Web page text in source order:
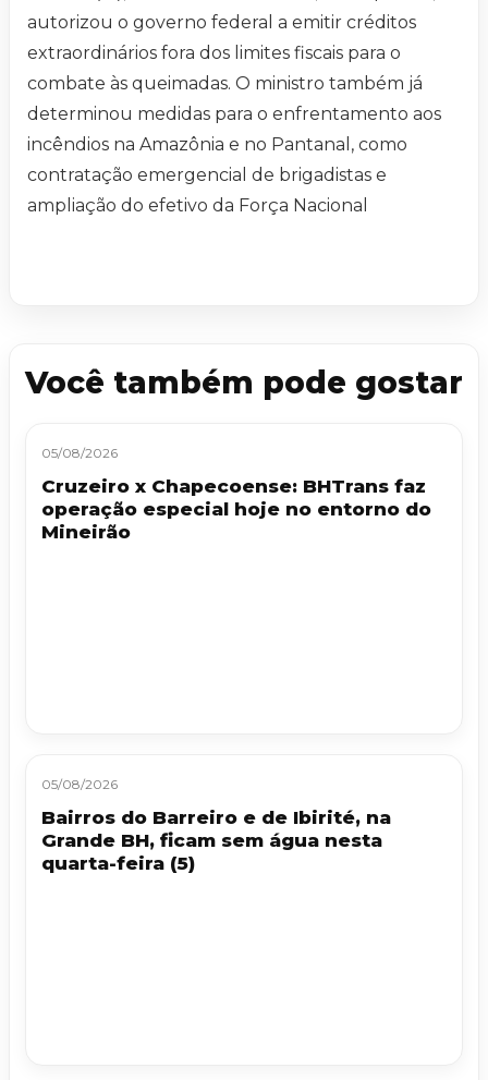
autorizou o governo federal a emitir créditos
extraordinários fora dos limites fiscais para o
combate às queimadas. O ministro também já
determinou medidas para o enfrentamento aos
incêndios na Amazônia e no Pantanal, como
contratação emergencial de brigadistas e
ampliação do efetivo da Força Nacional
Você também pode gostar
05/08/2026
Cruzeiro x Chapecoense: BHTrans faz
operação especial hoje no entorno do
Mineirão
05/08/2026
Bairros do Barreiro e de Ibirité, na
Grande BH, ficam sem água nesta
quarta-feira (5)